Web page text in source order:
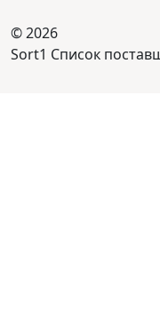
© 2026
Sort1 Список